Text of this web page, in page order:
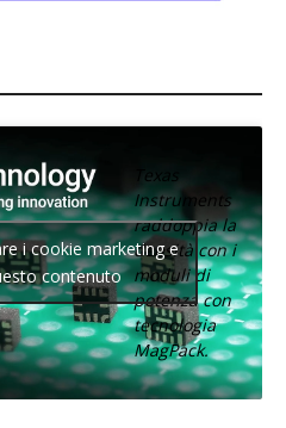
Texas
Instruments
raddoppia la
densità con i
moduli di
potenza con
tecnologia
MagPack.
i cookie marketing e
contenuto